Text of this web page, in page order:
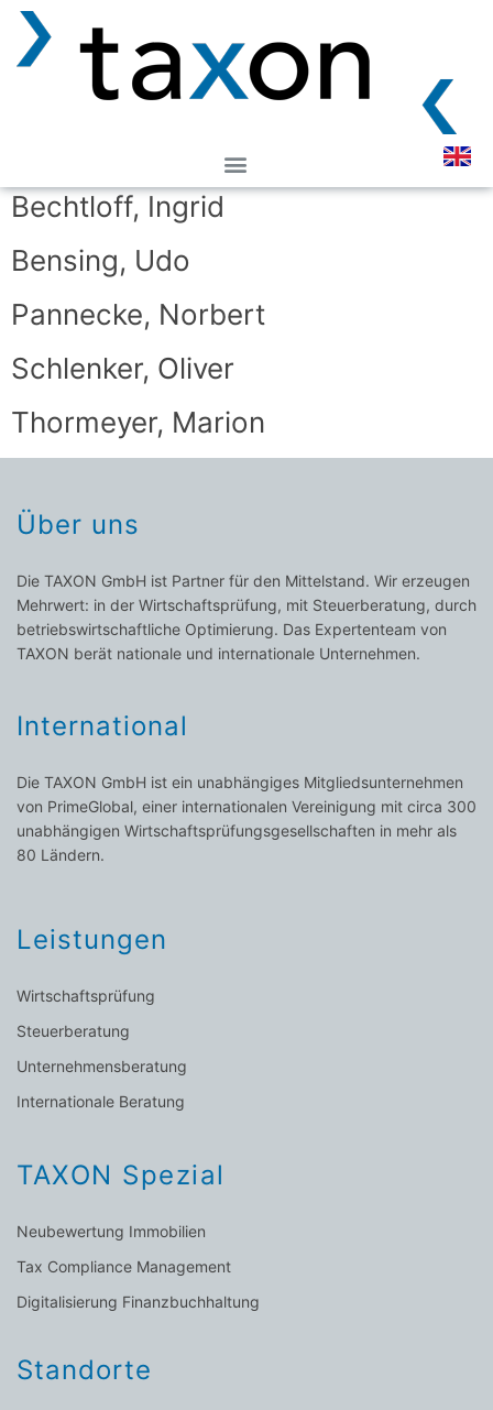
Bechtloff, Ingrid
Bensing, Udo
Pannecke, Norbert
Schlenker, Oliver
Thormeyer, Marion
Über uns
Die TAXON GmbH ist Partner für den Mittelstand. Wir erzeugen
Mehrwert: in der Wirtschaftsprüfung, mit Steuerberatung, durch
betriebswirtschaftliche Optimierung. Das Expertenteam von
TAXON berät nationale und internationale Unternehmen.
International
Die TAXON GmbH ist ein unabhängiges Mitgliedsunternehmen
von PrimeGlobal, einer internationalen Vereinigung mit circa 300
unabhängigen Wirtschaftsprüfungsgesellschaften in mehr als
80 Ländern.
Leistungen
Wirtschaftsprüfung
Steuerberatung
Unternehmensberatung
Internationale Beratung
TAXON Spezial
Neubewertung Immobilien
Tax Compliance Management
Digitalisierung Finanzbuchhaltung
Standorte